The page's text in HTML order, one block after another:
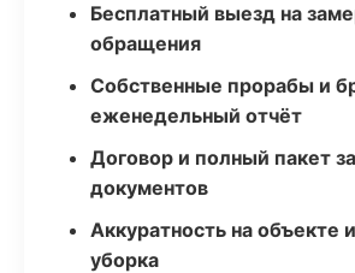
Бесплатный выезд на
обращения
Собственные прорабы и
еженедельный отчёт
Договор и полный пакет
документов
Аккуратность на объекте
уборка